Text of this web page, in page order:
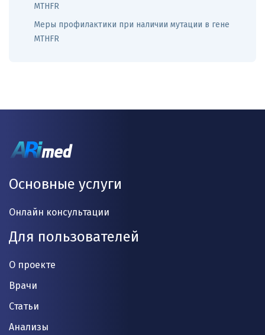
MTHFR
Меры профилактики при наличии мутации в гене
MTHFR
Основные услуги
Онлайн консультации
Для пользователей
О проекте
Врачи
Статьи
Анализы